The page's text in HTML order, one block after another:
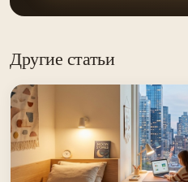
Другие статьи